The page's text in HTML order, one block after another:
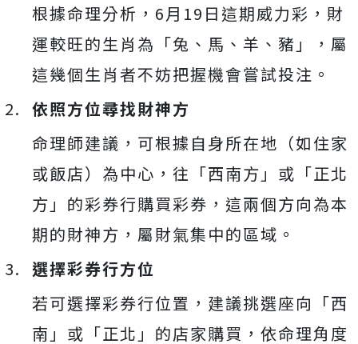
根據命理分析，6月19日這期威力彩，財
運較旺的生肖為「兔、馬、羊、豬」，屬
這幾個生肖者不妨把握機會嘗試投注。
依照方位尋找財神方
命理師建議，可根據自身所在地（如住家
或飯店）為中心，往「西南方」或「正北
方」的彩券行購買彩券，這兩個方向為本
期的財神方，屬財氣集中的區域。
選擇彩券行方位
若可選擇彩券行位置，建議挑選座向「西
南」或「正北」的店家購買，依命理角度